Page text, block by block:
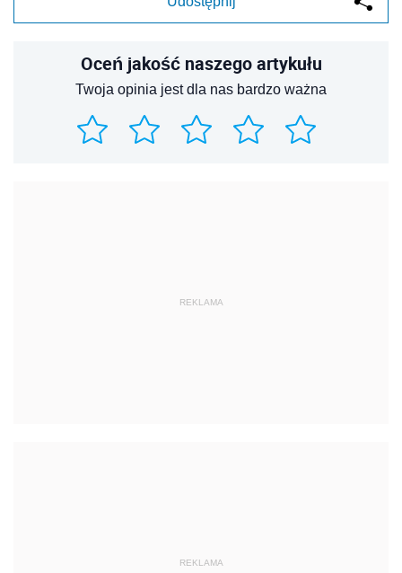
Oceń jakość naszego artykułu
Twoja opinia jest dla nas bardzo ważna
REKLAMA
REKLAMA